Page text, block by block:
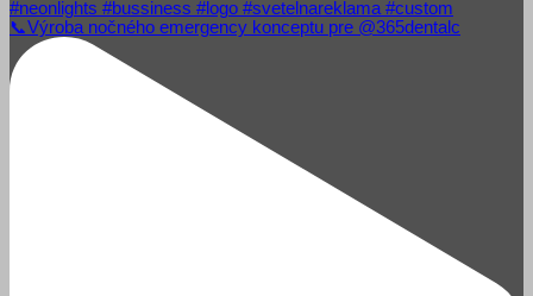
📞Výroba nočného emergency konceptu pre @365dentalc